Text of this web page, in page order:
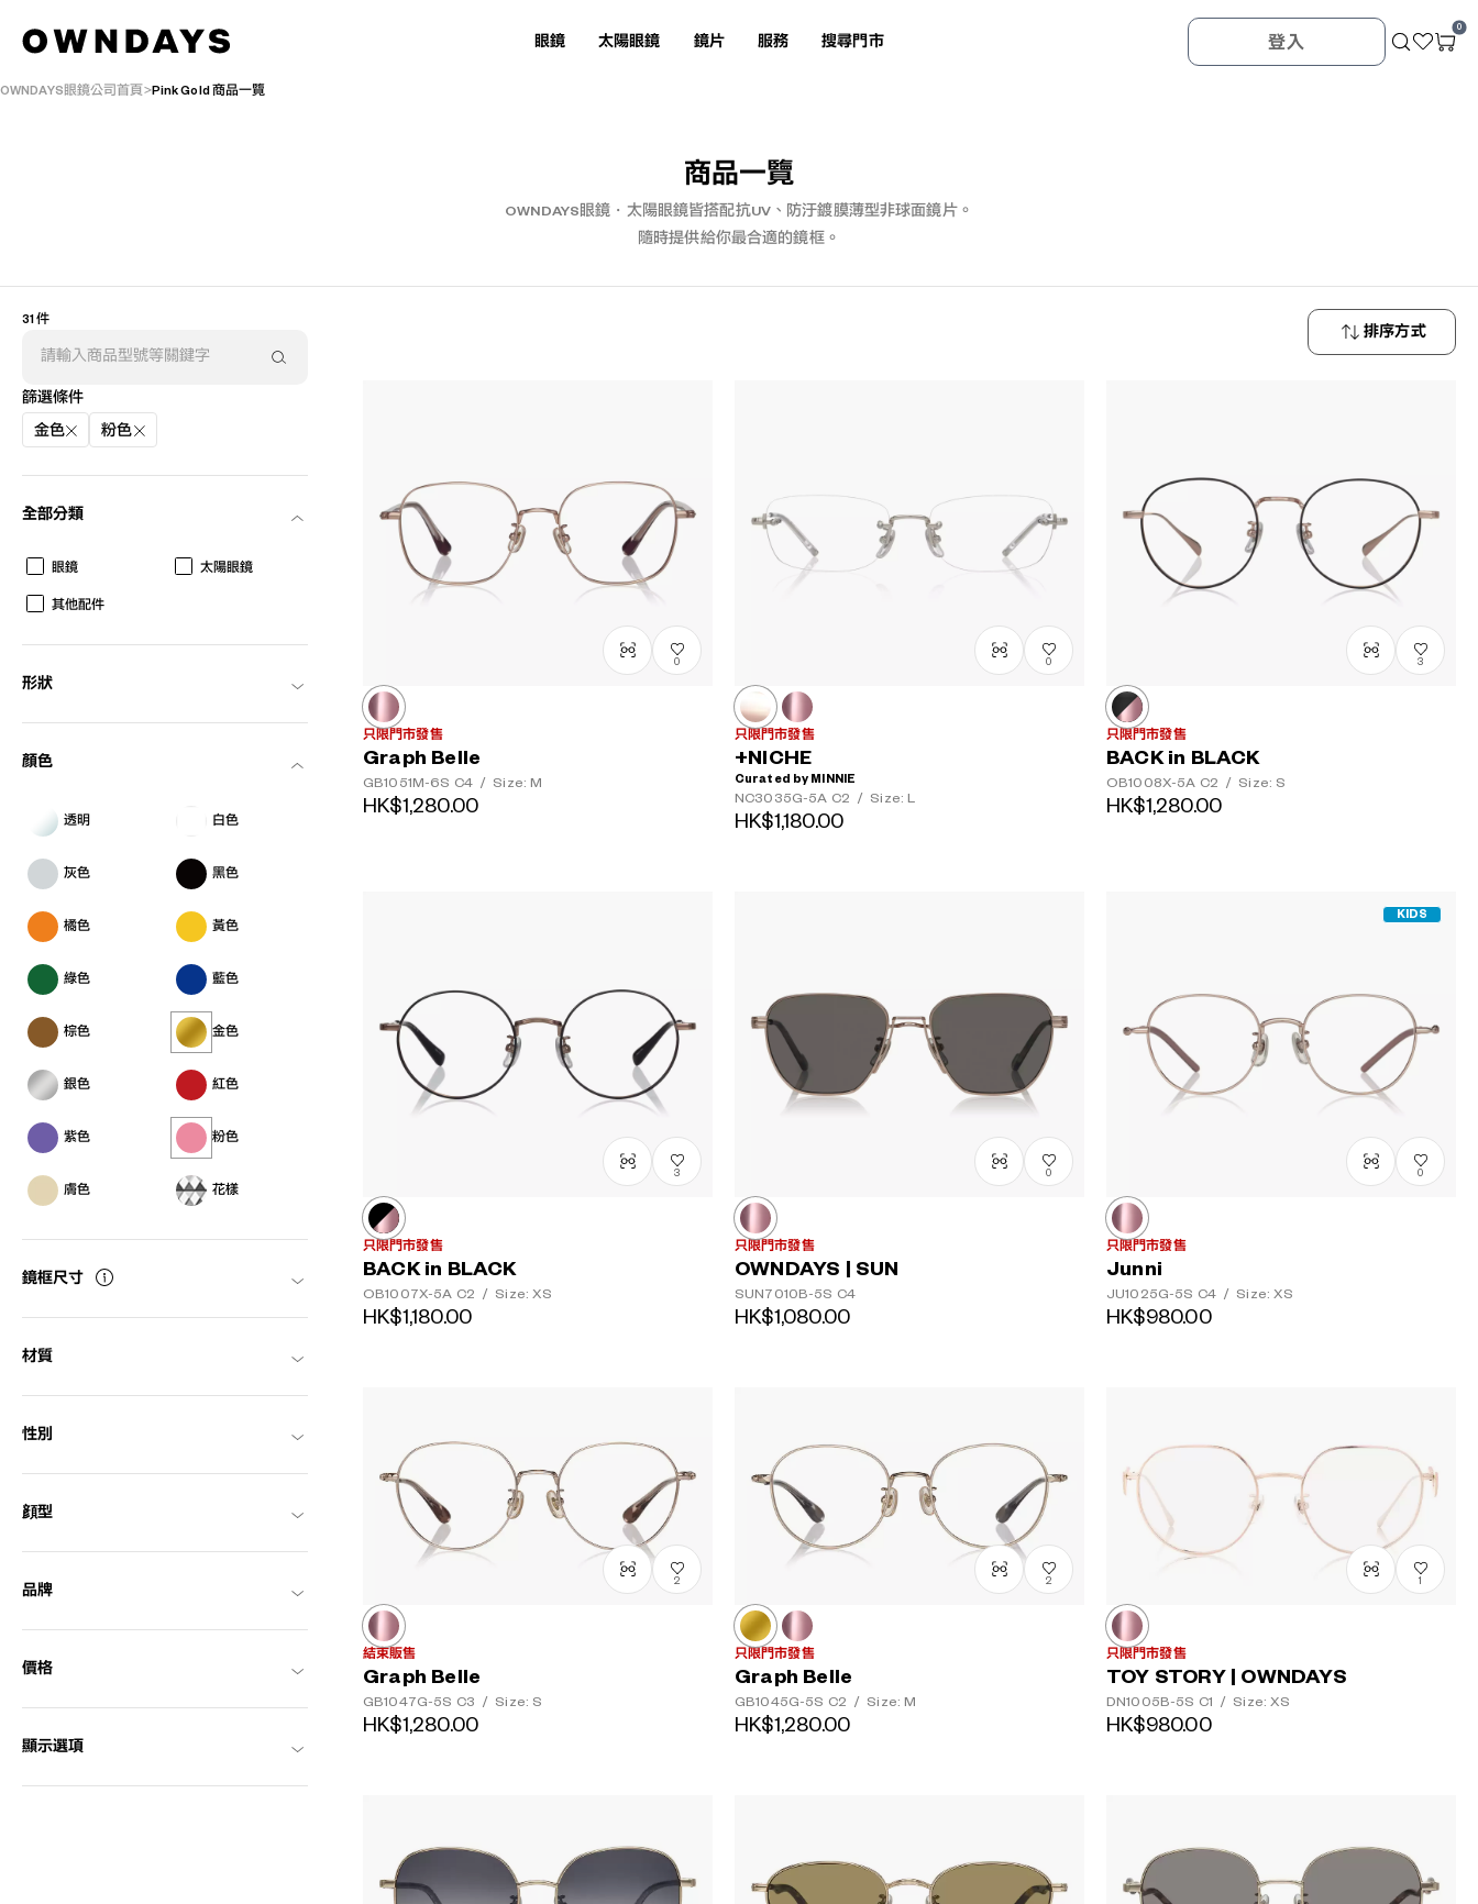
眼鏡 太陽眼鏡 鏡片 服務 搜尋門市 登入
0
OWNDAYS眼鏡公司首頁 Pink Gold 商品一覽
商品一覽
OWNDAYS眼鏡・太陽眼鏡皆搭配抗UV、防汙鍍膜薄型非球面鏡片。
隨時提供給你最合適的鏡框。
31 件
篩選條件
金色 粉色
全部分類
眼鏡 太陽眼鏡
其他配件
形狀
顏色
透明 白色
灰色 黑色
橘色 黃色
綠色 藍色
棕色 金色
銀色 紅色
紫色 粉色
膚色 花樣
鏡框尺寸
材質
性別
顔型
品牌
價格
顯示選項
排序方式
0
只限門市發售
Graph Belle
GB1051M-6S C4 / Size: M
HK$1,280.00
0
只限門市發售
+NICHE
Curated by MINNIE
NC3035G-5A C2 / Size: L
HK$1,180.00
3
只限門市發售
BACK in BLACK
OB1008X-5A C2 / Size: S
HK$1,280.00
3
只限門市發售
BACK in BLACK
OB1007X-5A C2 / Size: XS
HK$1,180.00
0
只限門市發售
OWNDAYS | SUN
SUN7010B-5S C4
HK$1,080.00
KIDS
0
只限門市發售
Junni
JU1025G-5S C4 / Size: XS
HK$980.00
2
結束販售
Graph Belle
GB1047G-5S C3 / Size: S
HK$1,280.00
2
只限門市發售
Graph Belle
GB1045G-5S C2 / Size: M
HK$1,280.00
1
只限門市發售
TOY STORY | OWNDAYS
DN1005B-5S C1 / Size: XS
HK$980.00